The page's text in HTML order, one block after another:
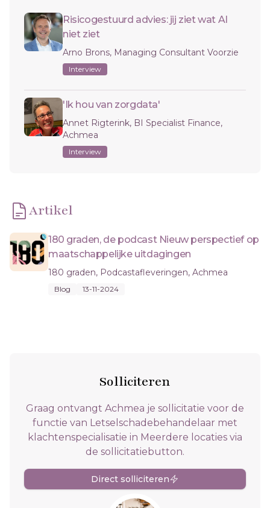
Risicogestuurd advies: jij ziet wat AI
niet ziet
Arno Brons, Managing Consultant Voorzie
Interview
'Ik hou van zorgdata'
Annet Rigterink, BI Specialist Finance,
Achmea
Interview
Artikel
180 graden, de podcast Nieuw perspectief op
maatschappelijke uitdagingen
180 graden, Podcastafleveringen, Achmea
Blog 13-11-2024
Solliciteren
Graag ontvangt Achmea je sollicitatie voor de
functie van Letselschadebehandelaar met
klachtenspecialisatie in Meerdere locaties via
de sollicitatiebutton.
Direct solliciteren